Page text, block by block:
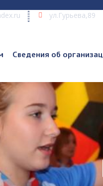
ул.Гурьева,89
Сведения об